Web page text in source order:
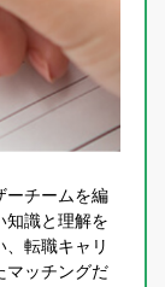
ーチームを編
知識と理解を
転職キャリ
マッチングだ